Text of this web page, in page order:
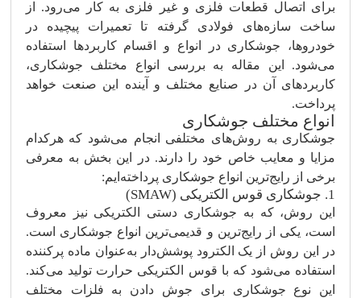
برای اتصال قطعات فلزی و غیر فلزی به کار می‌رود. از
ساخت سازه‌های فولادی گرفته تا تعمیرات پیچیده در
خودروها، جوشکاری در انواع و اقسام کاربردها استفاده
می‌شود. این مقاله به بررسی انواع مختلف جوشکاری،
کاربردهای آن در صنایع مختلف و آینده این صنعت خواهد
پرداخت.
انواع مختلف جوشکاری
جوشکاری به روش‌های مختلفی انجام می‌شود که هرکدام
مزایا و معایب خاص خود را دارند. در این بخش به معرفی
برخی از رایج‌ترین انواع جوشکاری پرداخته‌ایم:
1. جوشکاری قوس الکتریکی (SMAW)
این روش، که به جوشکاری دستی الکتریکی نیز معروف
است، یکی از رایج‌ترین و قدیمی‌ترین انواع جوشکاری است.
در این روش از یک الکترود پوشش‌دار به‌عنوان ماده پرکننده
استفاده می‌شود که با قوس الکتریکی حرارت تولید می‌کند.
این نوع جوشکاری برای جوش دادن به فلزات مختلف